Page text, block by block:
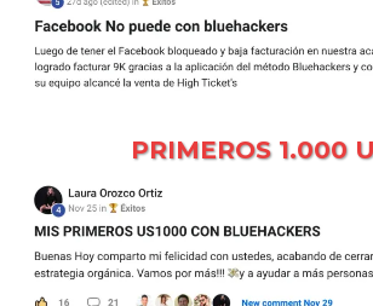
PRIMEROS 1.000